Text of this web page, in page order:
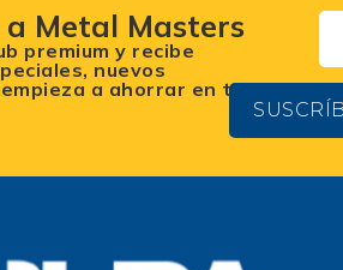
Metal Masters
premium y recibe
nuevos
a ahorrar en tu